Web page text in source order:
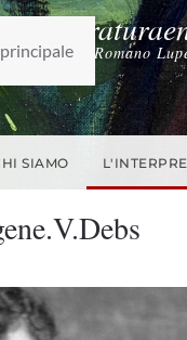
fondato da Romano
SIAMO